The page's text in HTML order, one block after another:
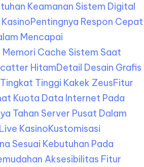
Keamanan Sistem Digital
Pentingnya Respon Cepat
Mencapai
Memori Cache Sistem Saat
HitamDetail Desain Grafis
Tinggi Kakek ZeusFitur
Kuota Data Internet Pada
Tahan Server Pusat Dalam
KasinoKustomisasi
Sesuai Kebutuhan Pada
Aksesibilitas Fitur